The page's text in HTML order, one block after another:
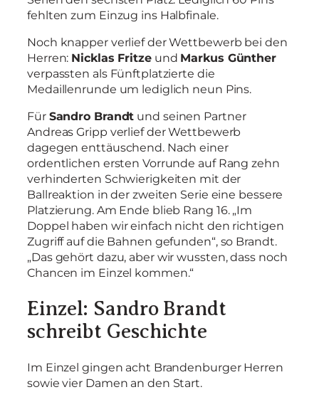
fehlten zum Einzug ins Halbfinale.
Noch knapper verlief der Wettbewerb bei den
Herren: Nicklas Fritzeund Markus Günther
verpassten als Fünftplatzierte die
Medaillenrunde um lediglich neun Pins.
Für Sandro Brandt und seinen Partner
Andreas Gripp verlief der Wettbewerb
dagegen enttäuschend. Nach einer
ordentlichen ersten Vorrunde auf Rang zehn
verhinderten Schwierigkeiten mit der
Ballreaktion in der zweiten Serie eine bessere
Platzierung. Am Ende blieb Rang 16. „Im
Doppel haben wir einfach nicht den richtigen
Zugriff auf die Bahnen gefunden“, so Brandt.
„Das gehört dazu, aber wir wussten, dass noch
Chancen im Einzel kommen.“
Einzel: Sandro Brandt
schreibt Geschichte
Im Einzel gingen acht Brandenburger Herren
sowie vier Damen an den Start.